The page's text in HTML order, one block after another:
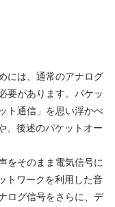
には、通常のアナログ
要があります。パケッ
ト通信」を思い浮かべ
、後述のパケットオー
をそのまま電気信号に
トワークを利用した音
ログ信号をさらに、デ